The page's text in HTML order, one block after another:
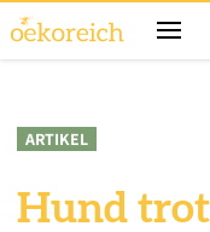
ARTIKEL
Hund